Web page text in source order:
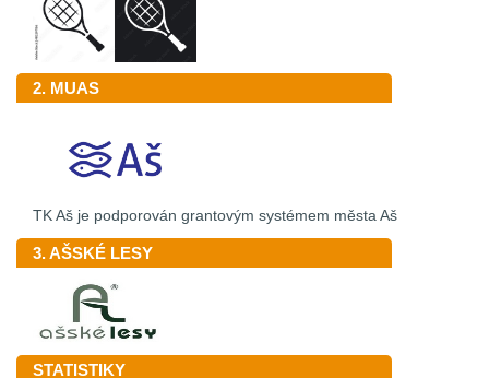
2. MUAS
TK Aš je podporován grantovým systémem města Aš
3. AŠSKÉ LESY
STATISTIKY